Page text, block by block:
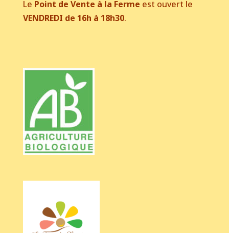
Le Point de Vente à la Ferme est ouvert le
VENDREDI de 16h à 18h30.